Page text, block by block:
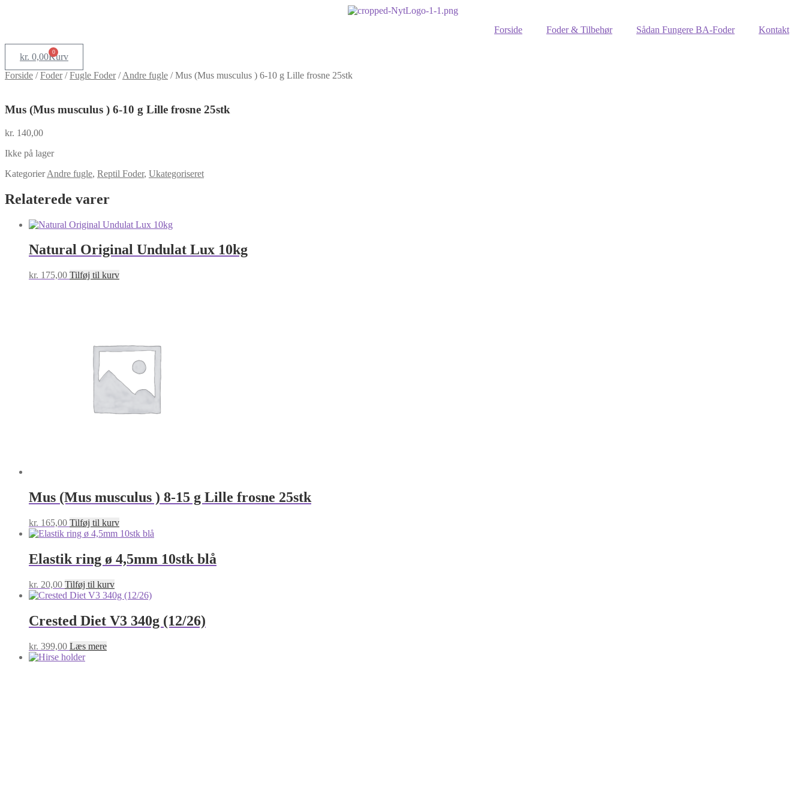
Forside Foder & Tilbehør Sådan Fungere BA-Foder Kontakt
kr. 0,00 0
Kurv
Forside /Foder/Fugle Foder/Andre fugle /Mus (Mus musculus ) 6-10 g Lille frosne 25stk
Mus (Mus musculus ) 6-10 g Lille frosne 25stk
kr. 140,00
Ikke på lager
Kategorier Andre fugle, Reptil Foder, Ukategoriseret
Relaterede varer
Natural Original Undulat Lux 10kg
kr. 175,00 Tilføj til kurv
Mus (Mus musculus ) 8-15 g Lille frosne 25stk
kr. 165,00 Tilføj til kurv
Elastik ring ø 4,5mm 10stk blå
kr. 20,00 Tilføj til kurv
Crested Diet V3 340g (12/26)
kr. 399,00 Læs mere